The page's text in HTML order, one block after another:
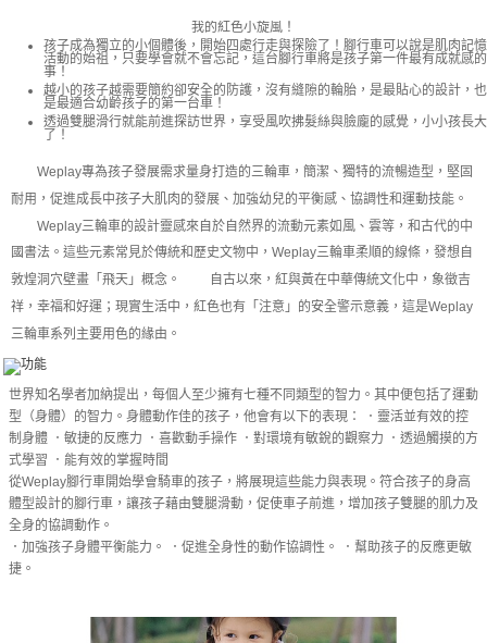
【「AFTEE先享後付」結帳流程】
１．於結帳方式選擇「AFTEE先享後付」後，將跳轉至「AFTEE先享後付」
結帳頁面，進行簡訊認證並確認金額後，即可完成結帳。
２．訂單成立數日內，您將收到繳費通知簡訊。
３．收到繳費通知簡訊後14天內，點擊此簡訊中的連結，可透過四大超商／
ATM／網路銀行／等多元方式進行付款，方視為交易完成。
※ 請注意：結帳手續完成當下不需立刻繳費，但若您需要取消訂單，請聯絡
購買商品的店家。未經商家同意取消之訂單仍視為有效，需透過AFTEE先享
後付繳納相關費用。
※ 交易是否成功請以「AFTEE先享後付 」之結帳頁面顯示為準，若有關於
是否繳費成功／繳費後需取消欲退款等相關疑問，請聯繫「AFTEE先享後付
客戶支援中心」https://netprotections.freshdesk.com/support/home
【注意事項】
易，需依本服務之必要範圍內提供個人資料，並將交易相關給付款項請求債
權轉讓予恩沛科技股份有限公司。
https://aftee.tw/terms/#terms3
３．未成年的使用者請事先徵得法定代理人或監護人之同意方可使用
「AFTEE先享後付」，若未經同意申辦者引起之損失，本公司不負相關責
任。
４．使用「AFTEE先享後付」時，將依據個別帳號之用戶狀況，依本公司即
時審查核予不同之上限額度；若仍有額度不足之情形，本公司將視審查結果
請求用戶進行身份認證。
５．嚴禁一人註冊多個帳號或使用他人資訊註冊。若發現惡意使用之情形，
恩沛科技股份有限公司將有權停止該用戶之使用額度並採取法律行動。
每筆NT$80，滿NT$499(含以上)免運費
付款後7-11取貨
每筆NT$80，滿NT$499(含以上)免運費
每筆NT$100，滿NT$499(含以上)免運費
我的紅色小旋風！
孩子成為獨立的小個體後，開始四處行走與探險了！腳行車可以說是肌肉記憶
活動的始祖，只要學會就不會忘記，這台腳行車將是孩子第一件最有成就感的
事！
越小的孩子越需要簡約卻安全的防護，沒有縫隙的輪胎，是最貼心的設計，也
是最適合幼齡孩子的第一台車！
透過雙腿滑行就能前進探訪世界，享受風吹拂髮絲與臉龐的感覺，小小孩長大
了！
Weplay專為孩子發展需求量身打造的三輪車，簡潔、獨特的流暢造型，堅固
耐用，促進成長中孩子大肌肉的發展、加強幼兒的平衡感、協調性和運動技能。
Weplay三輪車的設計靈感來自於自然界的流動元素如風、雲等，和古代的中
國書法。這些元素常見於傳統和歷史文物中， Weplay三輪車柔順的線條，發想自
敦煌洞穴壁畫「飛天」概念。
自古以來，紅與黃在中華傳統文化中，象徵吉
祥，幸福和好運；現實生活中，紅色也有「注意」的安全警示意義，這是Weplay
三輪車系列主要用色的緣由。
世界知名學者加納提出，每個人至少擁有七種不同類型的智力。其中便包括了運動
型（身體）的智力。身體動作佳的孩子，他會有以下的表現： ．靈活並有效的控
制身體 ．敏捷的反應力 ．喜歡動手操作 ．對環境有敏銳的觀察力 ．透過觸摸的方
式學習 ．能有效的掌握時間
從Weplay腳行車開始學會騎車的孩子，將展現這些能力與表現。符合孩子的身高
體型設計的腳行車，讓孩子藉由雙腿滑動，促使車子前進，增加孩子雙腿的肌力及
全身的協調動作。
．加強孩子身體平衡能力。 ．促進全身性的動作協調性。 ．幫助孩子的反應更敏
捷。